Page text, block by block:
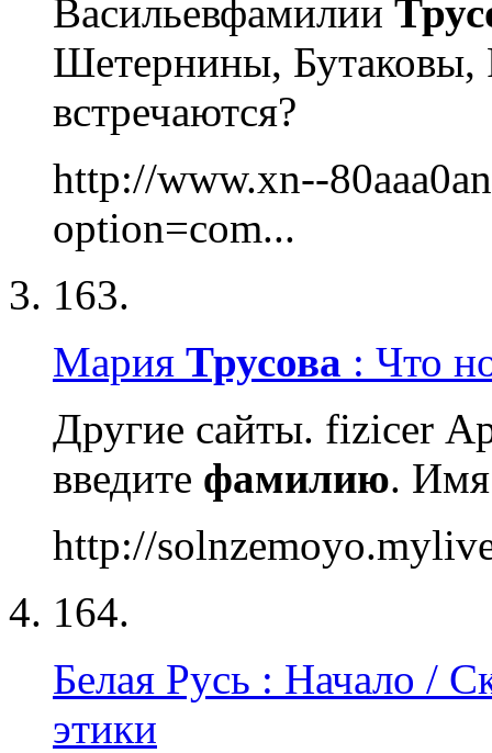
Васильевфамилии
Шетернины, Бутаковы,
встречаются?
http://www.xn--
option=com...
163.
Мария Трусова : Что
Другие сайты. fizicer
введите фамилию.
http://
164.
Белая Русь : Начало /
этики